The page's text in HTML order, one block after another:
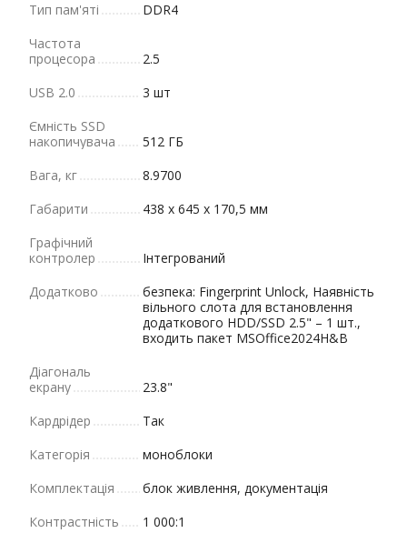
Тип пам'яті
DDR4
Частота
процесора
2.5
USB 2.0
3 шт
Ємність SSD
накопичувача
512 ГБ
Вага, кг
8.9700
Габарити
438 x 645 x 170,5 мм
Графічний
контролер
Інтегрований
Додатково
безпека: Fingerprint Unlock, Наявність
вільного слота для встановлення
додаткового HDD/SSD 2.5" – 1 шт.,
входить пакет MSOffice2024H&B
Діагональ
екрану
23.8"
Кардрідер
Так
Категорія
моноблоки
Комплектація
блок живлення, документація
Контрастність
1 000:1